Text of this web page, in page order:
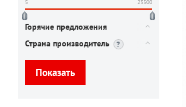
5 23500
Горячие предложения
Страна производитель